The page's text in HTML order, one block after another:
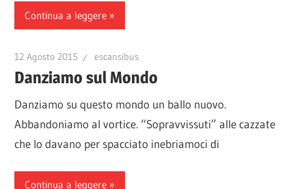
Continua a leggere
12 Agosto 2015 escansibus
Danziamo sul Mondo
Danziamo su questo mondo un ballo nuovo.
Abbandoniamo al vortice. “Sopravvissuti” alle cazzate
che lo davano per spacciato inebriamoci di
Continua a leggere